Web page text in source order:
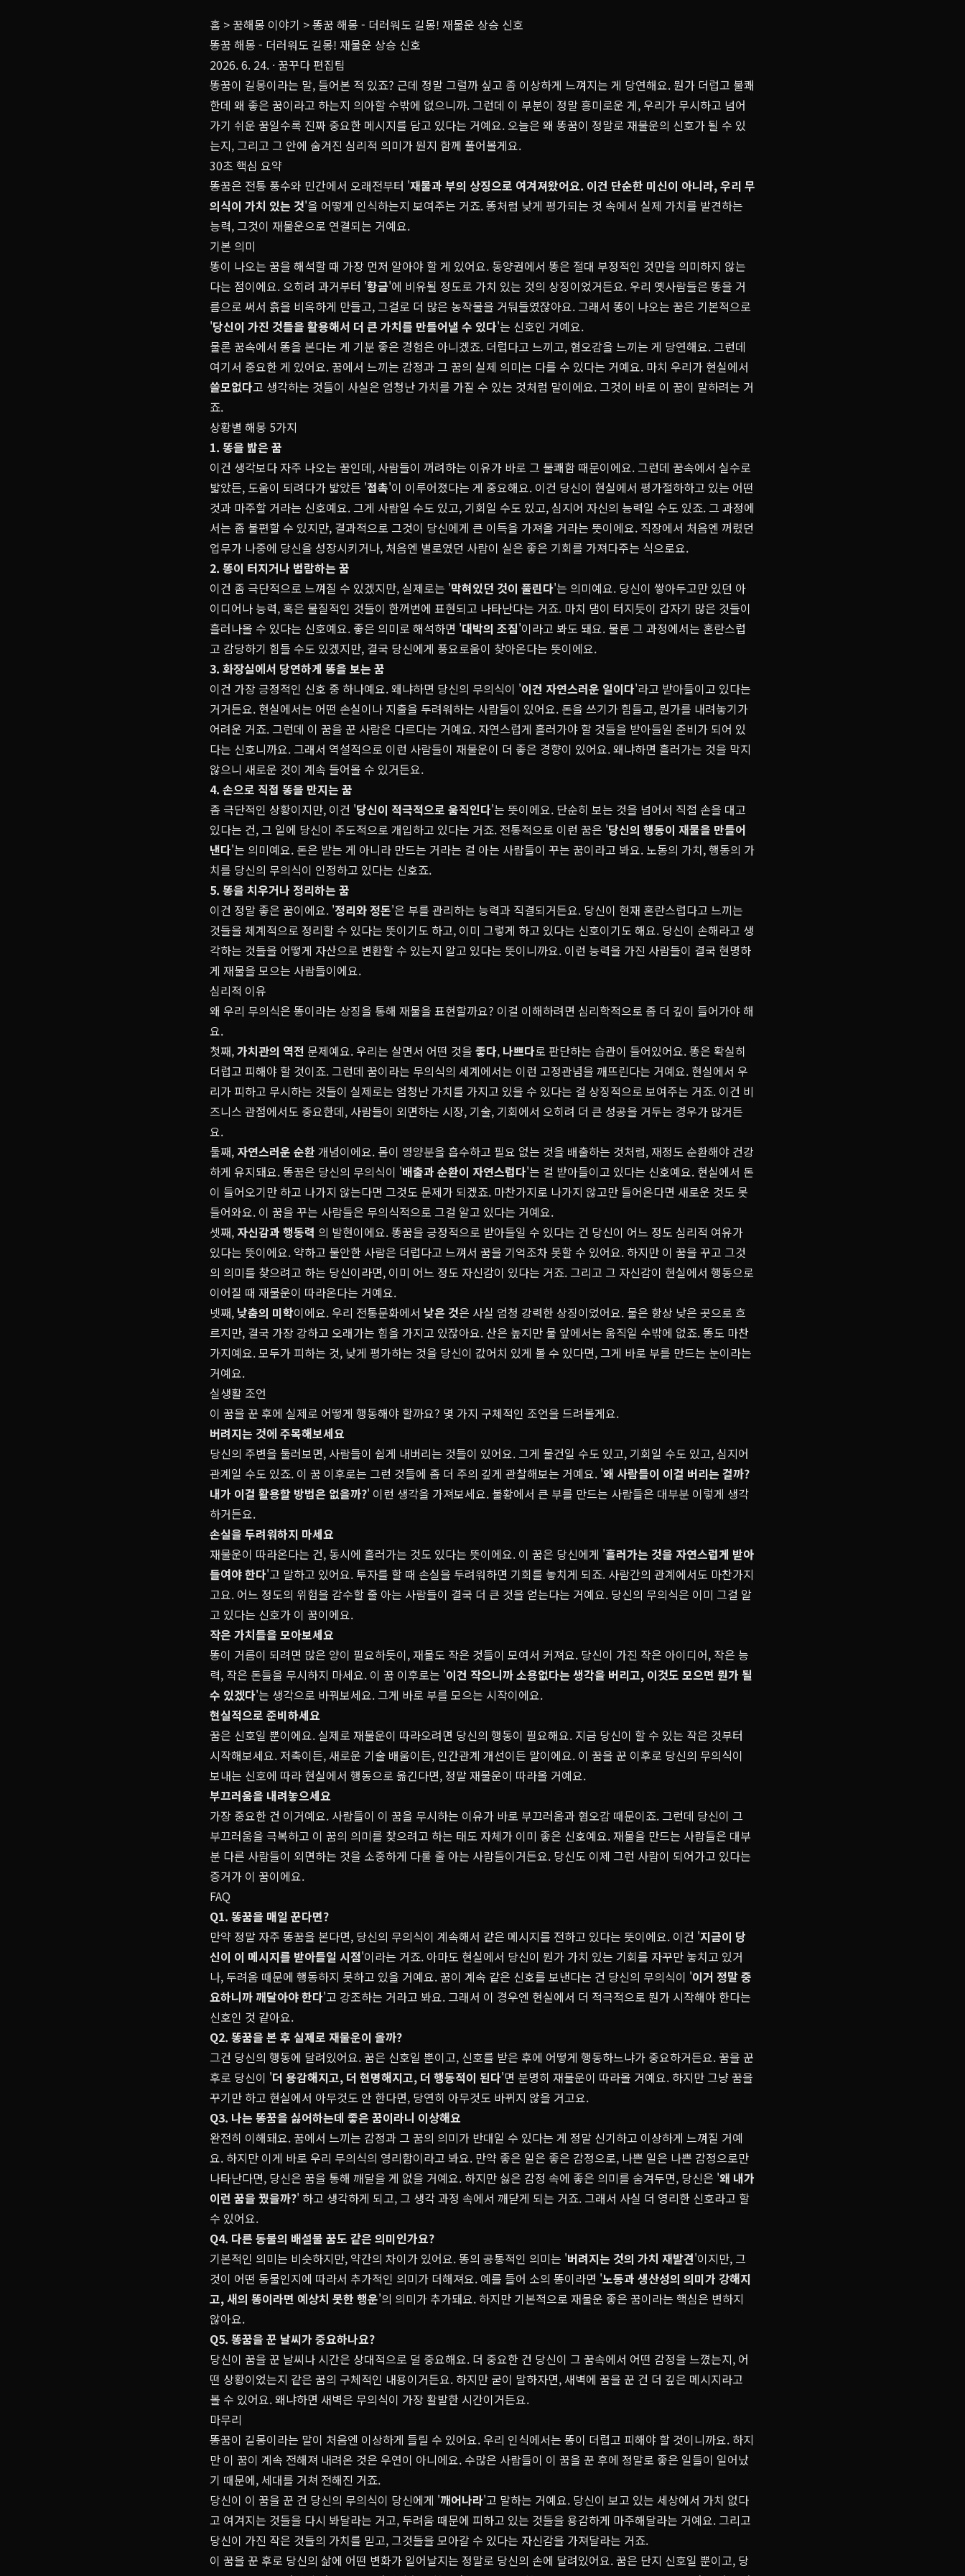
홈 >꿈해몽 이야기 >똥꿈 해몽 - 더러워도 길몽! 재물운 상승 신호
똥꿈 해몽 - 더러워도 길몽! 재물운 상승 신호
2026. 6. 24. · 꿈꾸다 편집팀
똥꿈이 길몽이라는 말, 들어본 적 있죠? 근데 정말 그럴까 싶고 좀 이상하게 느껴지는 게 당연해요. 뭔가 더럽고 불쾌
한데 왜 좋은 꿈이라고 하는지 의아할 수밖에 없으니까. 그런데 이 부분이 정말 흥미로운 게, 우리가 무시하고 넘어
가기 쉬운 꿈일수록 진짜 중요한 메시지를 담고 있다는 거예요. 오늘은 왜 똥꿈이 정말로 재물운의 신호가 될 수 있
는지, 그리고 그 안에 숨겨진 심리적 의미가 뭔지 함께 풀어볼게요.
30초 핵심 요약
똥꿈은 전통 풍수와 민간에서 오래전부터 '재물과 부의 상징으로 여겨져왔어요. 이건 단순한 미신이 아니라, 우리 무
의식이 가치 있는 것'을 어떻게 인식하는지 보여주는 거죠. 똥처럼 낮게 평가되는 것 속에서 실제 가치를 발견하는
능력, 그것이 재물운으로 연결되는 거예요.
기본 의미
똥이 나오는 꿈을 해석할 때 가장 먼저 알아야 할 게 있어요. 동양권에서 똥은 절대 부정적인 것만을 의미하지 않는
다는 점이에요. 오히려 과거부터 '황금'에 비유될 정도로 가치 있는 것의 상징이었거든요. 우리 옛사람들은 똥을 거
름으로 써서 흙을 비옥하게 만들고, 그걸로 더 많은 농작물을 거둬들였잖아요. 그래서 똥이 나오는 꿈은 기본적으로
'당신이 가진 것들을 활용해서 더 큰 가치를 만들어낼 수 있다'는 신호인 거예요.
물론 꿈속에서 똥을 본다는 게 기분 좋은 경험은 아니겠죠. 더럽다고 느끼고, 혐오감을 느끼는 게 당연해요. 그런데
여기서 중요한 게 있어요. 꿈에서 느끼는 감정과 그 꿈의 실제 의미는 다를 수 있다는 거예요. 마치 우리가 현실에서
쓸모없다고 생각하는 것들이 사실은 엄청난 가치를 가질 수 있는 것처럼 말이에요. 그것이 바로 이 꿈이 말하려는 거
죠.
상황별 해몽 5가지
1. 똥을 밟은 꿈
이건 생각보다 자주 나오는 꿈인데, 사람들이 꺼려하는 이유가 바로 그 불쾌함 때문이에요. 그런데 꿈속에서 실수로
밟았든, 도움이 되려다가 밟았든 '접촉'이 이루어졌다는 게 중요해요. 이건 당신이 현실에서 평가절하하고 있는 어떤
것과 마주할 거라는 신호예요. 그게 사람일 수도 있고, 기회일 수도 있고, 심지어 자신의 능력일 수도 있죠. 그 과정에
서는 좀 불편할 수 있지만, 결과적으로 그것이 당신에게 큰 이득을 가져올 거라는 뜻이에요. 직장에서 처음엔 꺼렸던
업무가 나중에 당신을 성장시키거나, 처음엔 별로였던 사람이 실은 좋은 기회를 가져다주는 식으로요.
2. 똥이 터지거나 범람하는 꿈
이건 좀 극단적으로 느껴질 수 있겠지만, 실제로는 '막혀있던 것이 풀린다'는 의미예요. 당신이 쌓아두고만 있던 아
이디어나 능력, 혹은 물질적인 것들이 한꺼번에 표현되고 나타난다는 거죠. 마치 댐이 터지듯이 갑자기 많은 것들이
흘러나올 수 있다는 신호예요. 좋은 의미로 해석하면 '대박의 조짐'이라고 봐도 돼요. 물론 그 과정에서는 혼란스럽
고 감당하기 힘들 수도 있겠지만, 결국 당신에게 풍요로움이 찾아온다는 뜻이에요.
3. 화장실에서 당연하게 똥을 보는 꿈
이건 가장 긍정적인 신호 중 하나예요. 왜냐하면 당신의 무의식이 '이건 자연스러운 일이다'라고 받아들이고 있다는
거거든요. 현실에서는 어떤 손실이나 지출을 두려워하는 사람들이 있어요. 돈을 쓰기가 힘들고, 뭔가를 내려놓기가
어려운 거죠. 그런데 이 꿈을 꾼 사람은 다르다는 거예요. 자연스럽게 흘러가야 할 것들을 받아들일 준비가 되어 있
다는 신호니까요. 그래서 역설적으로 이런 사람들이 재물운이 더 좋은 경향이 있어요. 왜냐하면 흘러가는 것을 막지
않으니 새로운 것이 계속 들어올 수 있거든요.
4. 손으로 직접 똥을 만지는 꿈
좀 극단적인 상황이지만, 이건 '당신이 적극적으로 움직인다'는 뜻이에요. 단순히 보는 것을 넘어서 직접 손을 대고
있다는 건, 그 일에 당신이 주도적으로 개입하고 있다는 거죠. 전통적으로 이런 꿈은 '당신의 행동이 재물을 만들어
낸다'는 의미예요. 돈은 받는 게 아니라 만드는 거라는 걸 아는 사람들이 꾸는 꿈이라고 봐요. 노동의 가치, 행동의 가
치를 당신의 무의식이 인정하고 있다는 신호죠.
5. 똥을 치우거나 정리하는 꿈
이건 정말 좋은 꿈이에요. '정리와 정돈'은 부를 관리하는 능력과 직결되거든요. 당신이 현재 혼란스럽다고 느끼는
것들을 체계적으로 정리할 수 있다는 뜻이기도 하고, 이미 그렇게 하고 있다는 신호이기도 해요. 당신이 손해라고 생
각하는 것들을 어떻게 자산으로 변환할 수 있는지 알고 있다는 뜻이니까요. 이런 능력을 가진 사람들이 결국 현명하
게 재물을 모으는 사람들이에요.
심리적 이유
왜 우리 무의식은 똥이라는 상징을 통해 재물을 표현할까요? 이걸 이해하려면 심리학적으로 좀 더 깊이 들어가야 해
요.
첫째,가치관의 역전 문제예요. 우리는 살면서 어떤 것을 좋다, 나쁘다로 판단하는 습관이 들어있어요. 똥은 확실히
더럽고 피해야 할 것이죠. 그런데 꿈이라는 무의식의 세계에서는 이런 고정관념을 깨뜨린다는 거예요. 현실에서 우
리가 피하고 무시하는 것들이 실제로는 엄청난 가치를 가지고 있을 수 있다는 걸 상징적으로 보여주는 거죠. 이건 비
즈니스 관점에서도 중요한데, 사람들이 외면하는 시장, 기술, 기회에서 오히려 더 큰 성공을 거두는 경우가 많거든
요.
둘째, 자연스러운 순환 개념이에요. 몸이 영양분을 흡수하고 필요 없는 것을 배출하는 것처럼, 재정도 순환해야 건강
하게 유지돼요. 똥꿈은 당신의 무의식이 '배출과 순환이 자연스럽다'는 걸 받아들이고 있다는 신호예요. 현실에서 돈
이 들어오기만 하고 나가지 않는다면 그것도 문제가 되겠죠. 마찬가지로 나가지 않고만 들어온다면 새로운 것도 못
들어와요. 이 꿈을 꾸는 사람들은 무의식적으로 그걸 알고 있다는 거예요.
셋째, 자신감과 행동력 의 발현이에요. 똥꿈을 긍정적으로 받아들일 수 있다는 건 당신이 어느 정도 심리적 여유가
있다는 뜻이에요. 약하고 불안한 사람은 더럽다고 느껴서 꿈을 기억조차 못할 수 있어요. 하지만 이 꿈을 꾸고 그것
의 의미를 찾으려고 하는 당신이라면, 이미 어느 정도 자신감이 있다는 거죠. 그리고 그 자신감이 현실에서 행동으로
이어질 때 재물운이 따라온다는 거예요.
넷째, 낮춤의 미학이에요. 우리 전통문화에서 낮은 것은 사실 엄청 강력한 상징이었어요. 물은 항상 낮은 곳으로 흐
르지만, 결국 가장 강하고 오래가는 힘을 가지고 있잖아요. 산은 높지만 물 앞에서는 움직일 수밖에 없죠. 똥도 마찬
가지예요. 모두가 피하는 것, 낮게 평가하는 것을 당신이 값어치 있게 볼 수 있다면, 그게 바로 부를 만드는 눈이라는
거예요.
실생활 조언
이 꿈을 꾼 후에 실제로 어떻게 행동해야 할까요? 몇 가지 구체적인 조언을 드려볼게요.
버려지는 것에 주목해보세요
당신의 주변을 둘러보면, 사람들이 쉽게 내버리는 것들이 있어요. 그게 물건일 수도 있고, 기회일 수도 있고, 심지어
관계일 수도 있죠. 이 꿈 이후로는 그런 것들에 좀 더 주의 깊게 관찰해보는 거예요. '왜 사람들이 이걸 버리는 걸까?
내가 이걸 활용할 방법은 없을까?' 이런 생각을 가져보세요. 불황에서 큰 부를 만드는 사람들은 대부분 이렇게 생각
하거든요.
손실을 두려워하지 마세요
재물운이 따라온다는 건, 동시에 흘러가는 것도 있다는 뜻이에요. 이 꿈은 당신에게 '흘러가는 것을 자연스럽게 받아
들여야 한다'고 말하고 있어요. 투자를 할 때 손실을 두려워하면 기회를 놓치게 되죠. 사람간의 관계에서도 마찬가지
고요. 어느 정도의 위험을 감수할 줄 아는 사람들이 결국 더 큰 것을 얻는다는 거예요. 당신의 무의식은 이미 그걸 알
고 있다는 신호가 이 꿈이에요.
작은 가치들을 모아보세요
똥이 거름이 되려면 많은 양이 필요하듯이, 재물도 작은 것들이 모여서 커져요. 당신이 가진 작은 아이디어, 작은 능
력, 작은 돈들을 무시하지 마세요. 이 꿈 이후로는 '이건 작으니까 소용없다는 생각을 버리고, 이것도 모으면 뭔가 될
수 있겠다'는 생각으로 바꿔보세요. 그게 바로 부를 모으는 시작이에요.
현실적으로 준비하세요
꿈은 신호일 뿐이에요. 실제로 재물운이 따라오려면 당신의 행동이 필요해요. 지금 당신이 할 수 있는 작은 것부터
시작해보세요. 저축이든, 새로운 기술 배움이든, 인간관계 개선이든 말이에요. 이 꿈을 꾼 이후로 당신의 무의식이
보내는 신호에 따라 현실에서 행동으로 옮긴다면, 정말 재물운이 따라올 거예요.
부끄러움을 내려놓으세요
가장 중요한 건 이거예요. 사람들이 이 꿈을 무시하는 이유가 바로 부끄러움과 혐오감 때문이죠. 그런데 당신이 그
부끄러움을 극복하고 이 꿈의 의미를 찾으려고 하는 태도 자체가 이미 좋은 신호예요. 재물을 만드는 사람들은 대부
분 다른 사람들이 외면하는 것을 소중하게 다룰 줄 아는 사람들이거든요. 당신도 이제 그런 사람이 되어가고 있다는
증거가 이 꿈이에요.
FAQ
Q1. 똥꿈을 매일 꾼다면?
만약 정말 자주 똥꿈을 본다면, 당신의 무의식이 계속해서 같은 메시지를 전하고 있다는 뜻이에요. 이건 '지금이 당
신이 이 메시지를 받아들일 시점'이라는 거죠. 아마도 현실에서 당신이 뭔가 가치 있는 기회를 자꾸만 놓치고 있거
나, 두려움 때문에 행동하지 못하고 있을 거예요. 꿈이 계속 같은 신호를 보낸다는 건 당신의 무의식이 '이거 정말 중
요하니까 깨달아야 한다'고 강조하는 거라고 봐요. 그래서 이 경우엔 현실에서 더 적극적으로 뭔가 시작해야 한다는
신호인 것 같아요.
Q2. 똥꿈을 본 후 실제로 재물운이 올까?
그건 당신의 행동에 달려있어요. 꿈은 신호일 뿐이고, 신호를 받은 후에 어떻게 행동하느냐가 중요하거든요. 꿈을 꾼
후로 당신이 '더 용감해지고, 더 현명해지고, 더 행동적이 된다'면 분명히 재물운이 따라올 거예요. 하지만 그냥 꿈을
꾸기만 하고 현실에서 아무것도 안 한다면, 당연히 아무것도 바뀌지 않을 거고요.
Q3. 나는 똥꿈을 싫어하는데 좋은 꿈이라니 이상해요
완전히 이해돼요. 꿈에서 느끼는 감정과 그 꿈의 의미가 반대일 수 있다는 게 정말 신기하고 이상하게 느껴질 거예
요. 하지만 이게 바로 우리 무의식의 영리함이라고 봐요. 만약 좋은 일은 좋은 감정으로, 나쁜 일은 나쁜 감정으로만
나타난다면, 당신은 꿈을 통해 깨달을 게 없을 거예요. 하지만 싫은 감정 속에 좋은 의미를 숨겨두면, 당신은 '왜 내가
이런 꿈을 꿨을까?' 하고 생각하게 되고, 그 생각 과정 속에서 깨닫게 되는 거죠. 그래서 사실 더 영리한 신호라고 할
수 있어요.
Q4. 다른 동물의 배설물 꿈도 같은 의미인가요?
기본적인 의미는 비슷하지만, 약간의 차이가 있어요. 똥의 공통적인 의미는 '버려지는 것의 가치 재발견'이지만, 그
것이 어떤 동물인지에 따라서 추가적인 의미가 더해져요. 예를 들어 소의 똥이라면 '노동과 생산성의 의미가 강해지
고, 새의 똥이라면 예상치 못한 행운'의 의미가 추가돼요. 하지만 기본적으로 재물운 좋은 꿈이라는 핵심은 변하지
않아요.
Q5. 똥꿈을 꾼 날씨가 중요하나요?
당신이 꿈을 꾼 날씨나 시간은 상대적으로 덜 중요해요. 더 중요한 건 당신이 그 꿈속에서 어떤 감정을 느꼈는지, 어
떤 상황이었는지 같은 꿈의 구체적인 내용이거든요. 하지만 굳이 말하자면, 새벽에 꿈을 꾼 건 더 깊은 메시지라고
볼 수 있어요. 왜냐하면 새벽은 무의식이 가장 활발한 시간이거든요.
마무리
똥꿈이 길몽이라는 말이 처음엔 이상하게 들릴 수 있어요. 우리 인식에서는 똥이 더럽고 피해야 할 것이니까요. 하지
만 이 꿈이 계속 전해져 내려온 것은 우연이 아니에요. 수많은 사람들이 이 꿈을 꾼 후에 정말로 좋은 일들이 일어났
기 때문에, 세대를 거쳐 전해진 거죠.
당신이 이 꿈을 꾼 건 당신의 무의식이 당신에게 '깨어나라'고 말하는 거예요. 당신이 보고 있는 세상에서 가치 없다
고 여겨지는 것들을 다시 봐달라는 거고, 두려움 때문에 피하고 있는 것들을 용감하게 마주해달라는 거예요. 그리고
당신이 가진 작은 것들의 가치를 믿고, 그것들을 모아갈 수 있다는 자신감을 가져달라는 거죠.
이 꿈을 꾼 후로 당신의 삶에 어떤 변화가 일어날지는 정말로 당신의 손에 달려있어요. 꿈은 단지 신호일 뿐이고, 당